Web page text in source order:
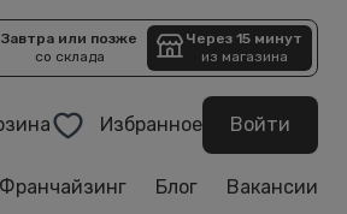
Завтра или позже
со склада
Через 15 минут
из магазина
Избранное Войти
Франчайзинг Блог Вакансии